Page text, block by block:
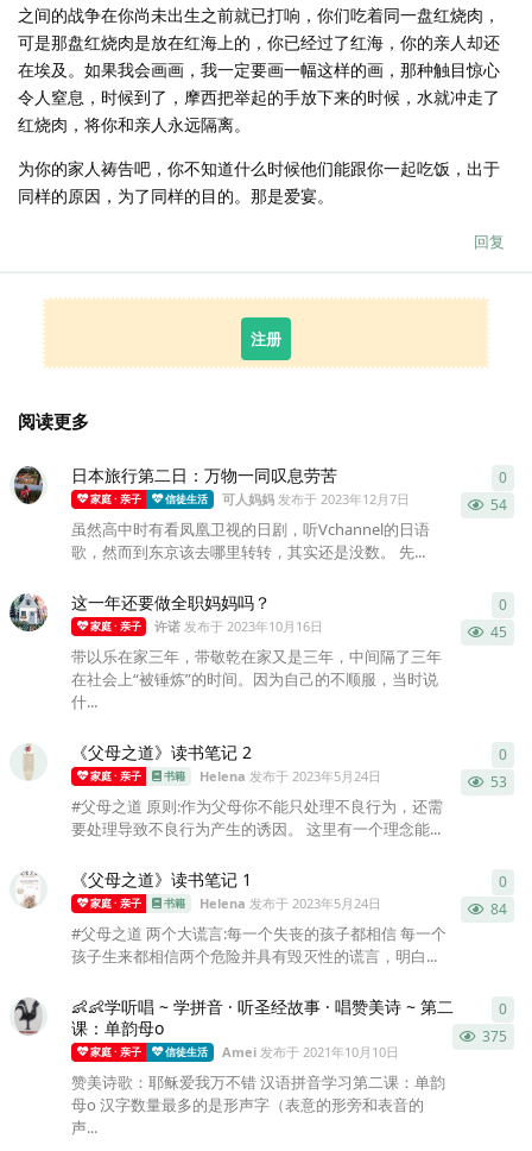
之间的战争在你尚未出生之前就已打响，你们吃着同一盘红烧肉，
可是那盘红烧肉是放在红海上的，你已经过了红海，你的亲人却还
在埃及。如果我会画画，我一定要画一幅这样的画，那种触目惊心
令人窒息，时候到了，摩西把举起的手放下来的时候，水就冲走了
红烧肉，将你和亲人永远隔离。
为你的家人祷告吧，你不知道什么时候他们能跟你一起吃饭，出于
同样的原因，为了同样的目的。那是爱宴。
回复
注册
阅读更多
日本旅行第二日：万物一同叹息劳苦
家庭 · 亲子 信徒生活 可人妈妈发布于 2023年12月7日 54
虽然高中时有看凤凰卫视的日剧，听Vchannel的日语
歌，然而到东京该去哪里转转，其实还是没数。 先...
0
这一年还要做全职妈妈吗？
家庭 · 亲子 许诺 发布于2023年10月16日 45
带以乐在家三年，带敬乾在家又是三年，中间隔了三年
在社会上“被锤炼”的时间。因为自己的不顺服，当时说
什...
0
《父母之道》读书笔记 2
家庭 · 亲子 书籍 Helena 发布于 2023年5月24日 53
#父母之道 原则:作为父母你不能只处理不良行为，还需
要处理导致不良行为产生的诱因。 这里有一个理念能...
0
《父母之道》读书笔记 1
家庭 · 亲子 书籍 Helena 发布于 2023年5月24日 84
#父母之道 两个大谎言:每一个失丧的孩子都相信 每一个
孩子生来都相信两个危险并具有毁灭性的谎言，明白...
0
👶👶学听唱 ~ 学拼音 · 听圣经故事 · 唱赞美诗 ~ 第二
课：单韵母o
家庭 · 亲子 信徒生活 Amei发布于 2021年10月10日
375
赞美诗歌：耶稣爱我万不错 汉语拼音学习第二课：单韵
母o 汉字数量最多的是形声字（表意的形旁和表音的
声...
0